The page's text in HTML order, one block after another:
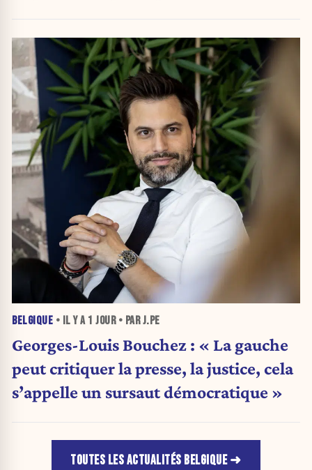
BELGIQUE • IL Y A 1 JOUR• PAR J.PE
Georges-Louis Bouchez : « La gauche
peut critiquer la presse, la justice, cela
s’appelle un sursaut démocratique »
TOUTES LES ACTUALITÉS BELGIQUE